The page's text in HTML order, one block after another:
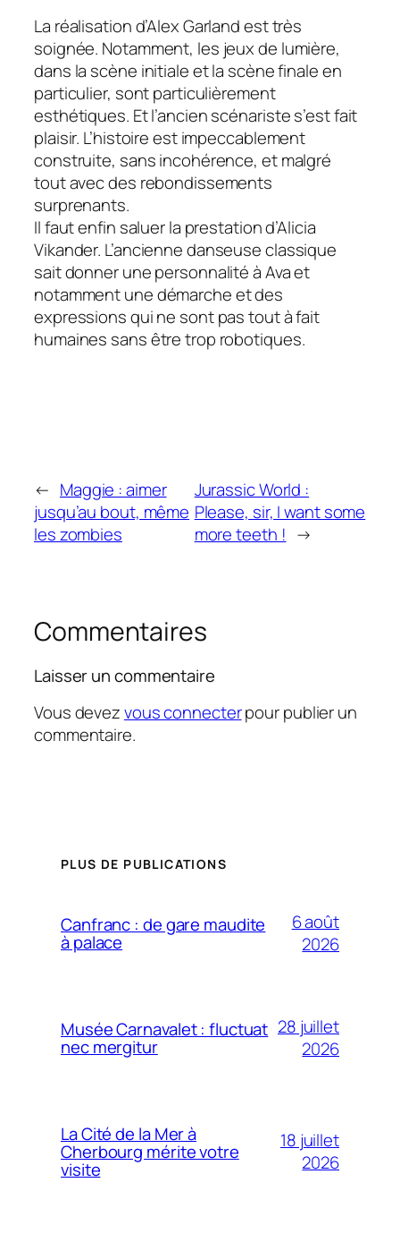
La réalisation d’Alex Garland est très
soignée. Notamment, les jeux de lumière,
dans la scène initiale et la scène finale en
particulier, sont particulièrement
esthétiques. Et l’ancien scénariste s’est fait
plaisir. L’histoire est impeccablement
construite, sans incohérence, et malgré
tout avec des rebondissements
surprenants.
Il faut enfin saluer la prestation d’Alicia
Vikander. L’ancienne danseuse classique
sait donner une personnalité à Ava et
notamment une démarche et des
expressions qui ne sont pas tout à fait
humaines sans être trop robotiques.
← Maggie : aimer
jusqu’au bout, même
les zombies
Jurassic World :
Please, sir, I want some
more teeth ! →
Commentaires
Laisser un commentaire
Vous devezvous connecterpour publier un
commentaire.
PLUS DE PUBLICATIONS
Canfranc : de gare maudite
à palace
6 août
2026
Musée Carnavalet : fluctuat
nec mergitur
28 juillet
2026
La Cité de la Mer à
Cherbourg mérite votre
visite
18 juillet
2026